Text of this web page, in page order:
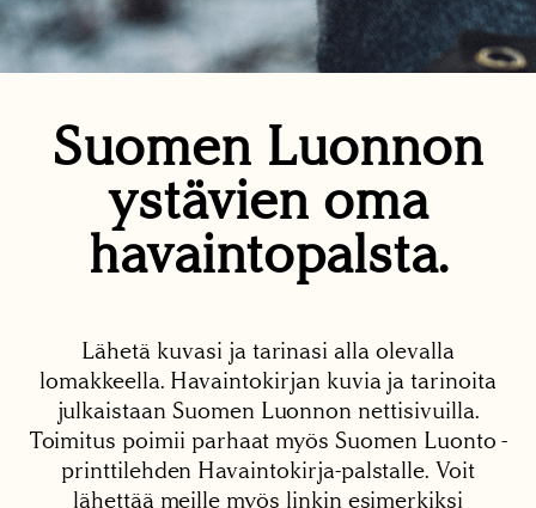
Suomen Luonnon
ystävien oma
havaintopalsta.
Lähetä kuvasi ja tarinasi alla olevalla
lomakkeella. Havaintokirjan kuvia ja tarinoita
julkaistaan Suomen Luonnon nettisivuilla.
Toimitus poimii parhaat myös Suomen Luonto -
printtilehden Havaintokirja-palstalle. Voit
lähettää meille myös linkin esimerkiksi